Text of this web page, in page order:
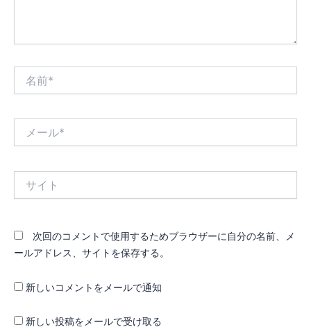
次回のコメントで使用するためブラウザーに自分の名前、メ
ールアドレス、サイトを保存する。
新しいコメントをメールで通知
新しい投稿をメールで受け取る